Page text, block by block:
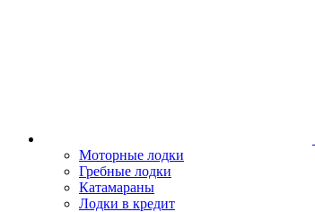
Моторные лодки
Гребные лодки
Катамараны
Лодки в кредит